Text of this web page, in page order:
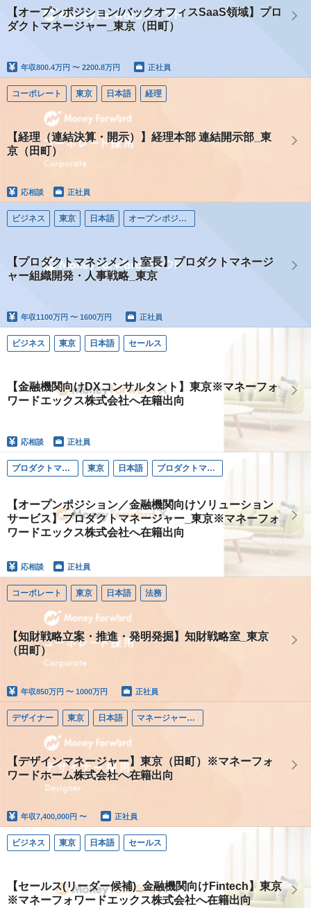
【オープンポジション/バックオフィスSaaS領域】プロ
ダクトマネージャー_東京（田町）
年収800.4万円 〜 2200.8万円 正社員
コーポレート 東京 日本語 経理
【経理（連結決算・開示）】経理本部 連結開示部_東
京（田町）
応相談 正社員
ビジネス 東京 日本語 オープンポジション（コーポレート）
【プロダクトマネジメント室長】プロダクトマネージ
ャー組織開発・人事戦略_東京
年収1100万円 〜 1600万円 正社員
ビジネス 東京 日本語 セールス
【金融機関向けDXコンサルタント】東京※マネーフォ
ワードエックス株式会社へ在籍出向
応相談 正社員
プロダクトマネージャー 東京 日本語 プロダクトマネージャー
【オープンポジション／金融機関向けソリューション
サービス】プロダクトマネージャー_東京※マネーフォ
ワードエックス株式会社へ在籍出向
応相談 正社員
コーポレート 東京 日本語 法務
【知財戦略立案・推進・発明発掘】知財戦略室_東京
（田町）
年収850万円 〜 1000万円 正社員
デザイナー 東京 日本語 マネージャー（デザイナー）
【デザインマネージャー】東京（田町）※マネーフォ
ワードホーム株式会社へ在籍出向
年収7,400,000円 〜 正社員
ビジネス 東京 日本語 セールス
【セールス(リーダー候補)_金融機関向けFintech】東京
※マネーフォワードエックス株式会社へ在籍出向